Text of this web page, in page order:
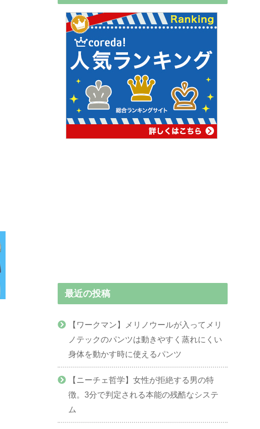
最近の投稿
【ワークマン】メリノウールが入ってメリ
ノテックのパンツは動きやすく蒸れにくい
身体を動かす時に使えるパンツ
【ニーチェ哲学】女性が拒絶する男の特
徴。3分で判定される本能の残酷なシステ
ム